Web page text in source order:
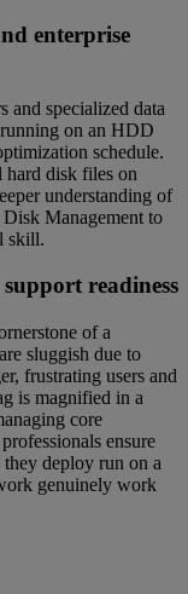
enterprise
and specialized data
on an HDD
schedule.
disk files on
understanding of
Management to
skill.
readiness
of a
sluggish due to
frustrating users and
is magnified in a
core
ensure
they deploy run on a
genuinely work